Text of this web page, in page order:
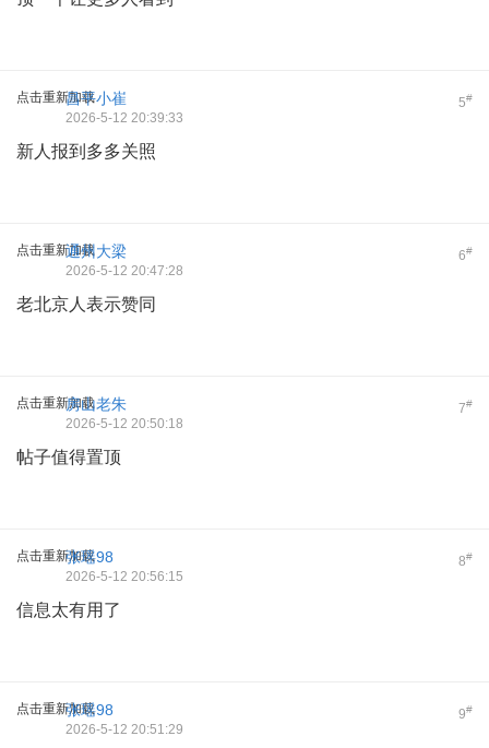
点击重新加载 5#
昌平小崔
2026-5-12 20:39:33
新人报到多多关照
点击重新加载 6#
通州大梁
2026-5-12 20:47:28
老北京人表示赞同
点击重新加载 7#
房山老朱
2026-5-12 20:50:18
帖子值得置顶
点击重新加载 8#
张瑶98
2026-5-12 20:56:15
信息太有用了
点击重新加载 9#
张瑶98
2026-5-12 20:51:29